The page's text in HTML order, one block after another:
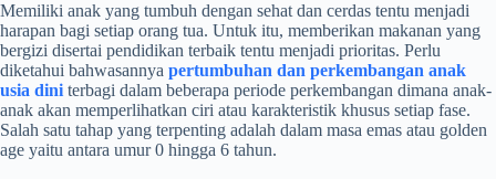
Memiliki anak yang tumbuh dengan sehat dan cerdas tentu menjadi
harapan bagi setiap orang tua. Untuk itu, memberikan makanan yang
bergizi disertai pendidikan terbaik tentu menjadi prioritas. Perlu
diketahui bahwasannya pertumbuhan dan perkembangan anak
usia dini terbagi dalam beberapa periode perkembangan dimana anak-
anak akan memperlihatkan ciri atau karakteristik khusus setiap fase.
Salah satu tahap yang terpenting adalah dalam masa emas atau golden
age yaitu antara umur 0 hingga 6 tahun.